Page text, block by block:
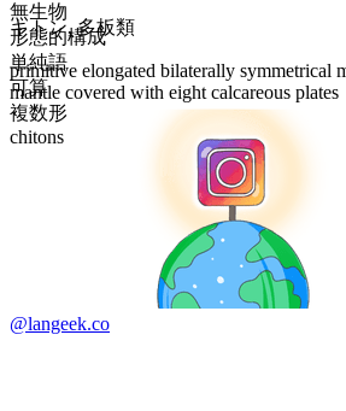
無生物
形態的構成
単純語
可算
複数形
chitons
キトン,多板類
primitive elongated bilaterally symmetrical
mantle covered with eight calcareous plates
@langeek.co